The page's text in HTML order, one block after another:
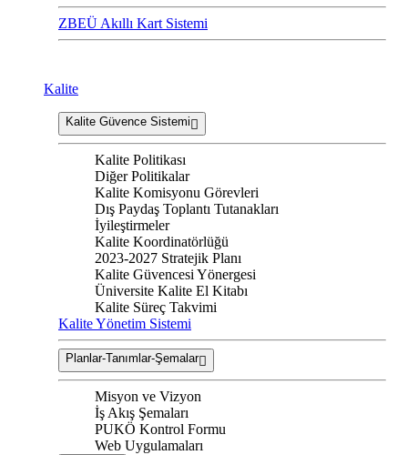
ZBEÜ Akıllı Kart Sistemi
Kalite
Kalite Güvence Sistemi
Kalite Politikası
Diğer Politikalar
Kalite Komisyonu Görevleri
Dış Paydaş Toplantı Tutanakları
İyileştirmeler
Kalite Koordinatörlüğü
2023-2027 Stratejik Planı
Kalite Güvencesi Yönergesi
Üniversite Kalite El Kitabı
Kalite Süreç Takvimi
Kalite Yönetim Sistemi
Planlar-Tanımlar-Şemalar
Misyon ve Vizyon
İş Akış Şemaları
PUKÖ Kontrol Formu
Web Uygulamaları